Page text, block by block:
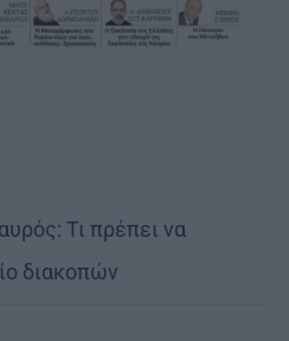
Τι πρέπει να
διακοπών